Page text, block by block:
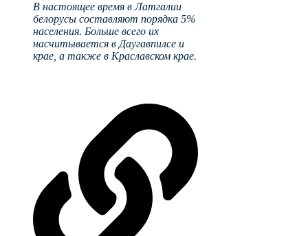
В настоящее время в Латгалии
белорусы составляют порядка 5%
населения. Больше всего их
насчитывается в Даугавпилсе и
крае, а также в Краславском крае.